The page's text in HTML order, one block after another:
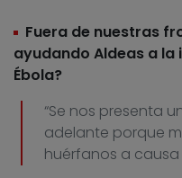
Fuera de nuestras
ayudando Aldeas a
Ébola?
“Se nos presenta
adelante porque
huérfanos a causa